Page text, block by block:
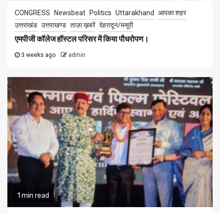
CONGRESS Newsbeat Politics Uttarakhand
आपका शहर
उत्तराखंड उत्तराखण्ड ताज़ा ख़बरें देहरादून/मसूरी
एमपीजी कॉलेज हॉस्टल परिसर में किया पौधरोपण।
3 weeks ago admin
1 min read